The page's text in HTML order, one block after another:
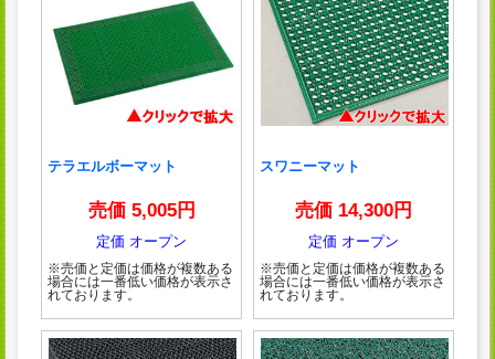
テラエルボーマット
売価 5,005円
定価 オープン
※売価と定価は価格が複数ある
場合には一番低い価格が表示さ
れております。
スワニーマット
売価 14,300円
定価 オープン
※売価と定価は価格が複数ある
場合には一番低い価格が表示さ
れております。